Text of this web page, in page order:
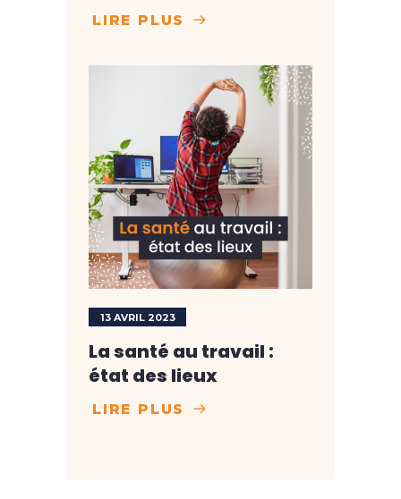
LIRE PLUS
13 AVRIL 2023
La santé au travail :
état des lieux
LIRE PLUS